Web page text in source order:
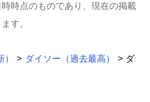
時点のものであり、現在の掲載
す。
> ダイソー（過去最高）
> ダ